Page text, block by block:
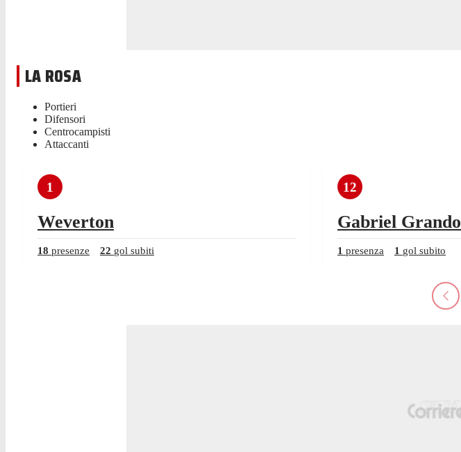
LA ROSA
Portieri
Difensori
Centrocampisti
Attaccanti
1
Weverton
18 presenze 22 gol subiti
12
Gabriel Grando
1 presenza 1 gol subito